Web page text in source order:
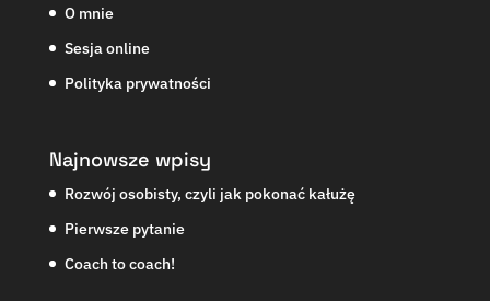
O mnie
Sesja online
Polityka prywatności
Najnowsze wpisy
Rozwój osobisty, czyli jak pokonać kałużę
Pierwsze pytanie
Coach to coach!